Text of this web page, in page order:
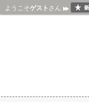
ようこそゲスト さん